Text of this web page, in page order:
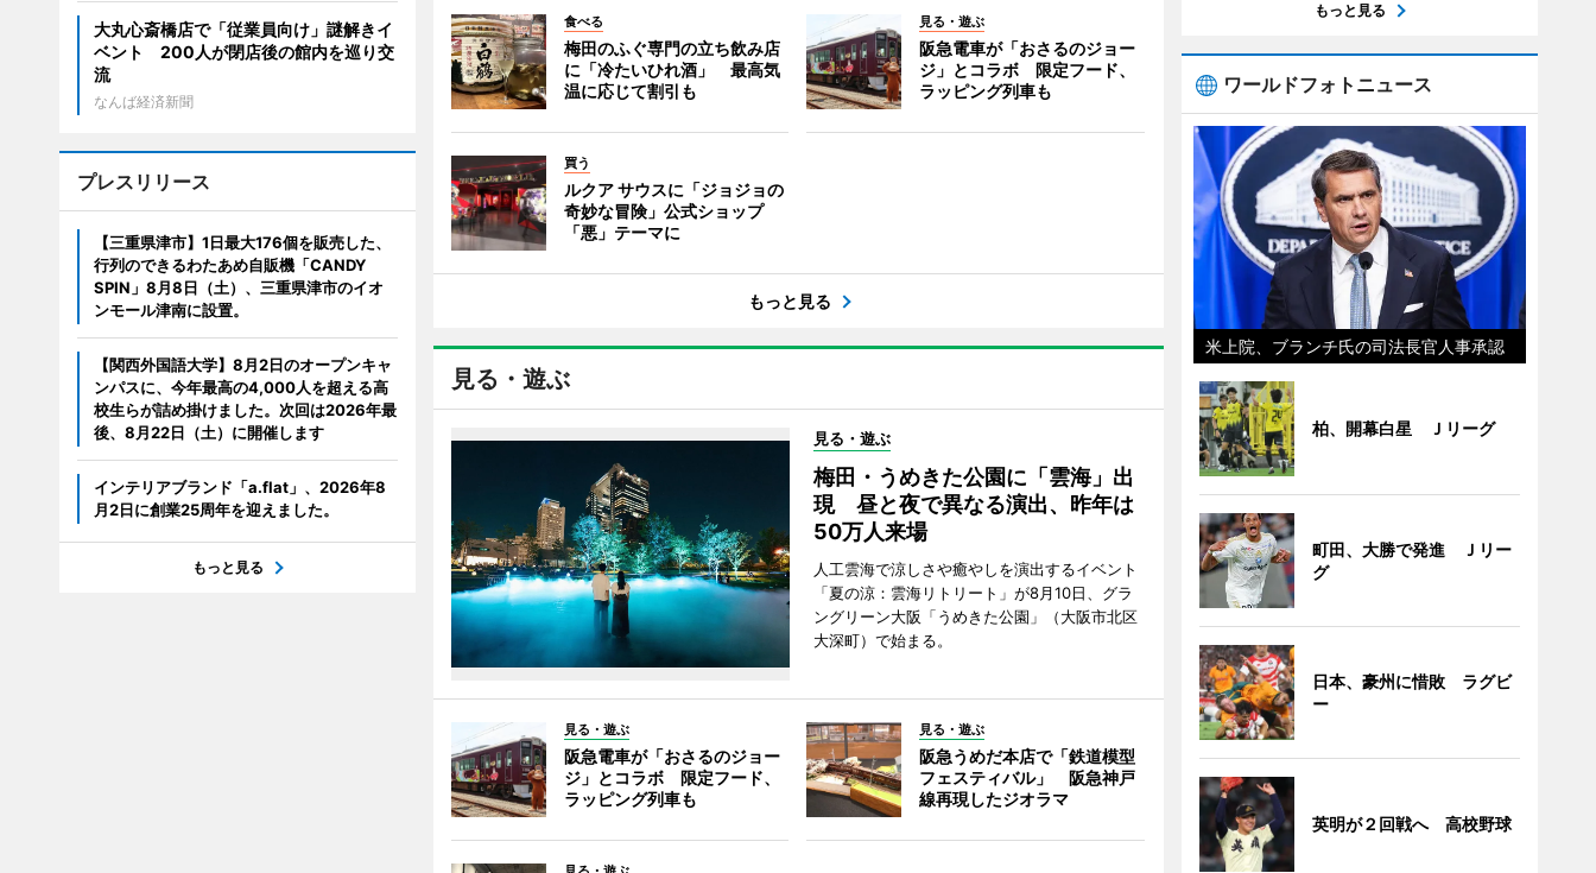
食べる
梅田のふぐ専門の立ち飲み店
に「冷たいひれ酒」 最高気
温に応じて割引も
見る・遊ぶ
阪急電車が「おさるのジョー
ジ」とコラボ 限定フード、
ラッピング列車も
買う
ルクア サウスに「ジョジョの
奇妙な冒険」公式ショップ
「悪」テーマに
もっと見る
見る・遊ぶ
見る・遊ぶ
梅田・うめきた公園に「雲海」出
現 昼と夜で異なる演出、昨年は
50万人来場
人工雲海で涼しさや癒やしを演出するイベント
「夏の涼：雲海リトリート」が8月10日、グラ
ングリーン大阪「うめきた公園」（大阪市北区
大深町）で始まる。
見る・遊ぶ
阪急電車が「おさるのジョー
ジ」とコラボ 限定フード、
ラッピング列車も
見る・遊ぶ
阪急うめだ本店で「鉄道模型
フェスティバル」 阪急神戸
線再現したジオラマ
大丸心斎橋店で「従業員向け」謎解きイ
ベント 200人が閉店後の館内を巡り交
流
なんば経済新聞
プレスリリース
【三重県津市】1日最大176個を販売した、
行列のできるわたあめ自販機「CANDY
SPIN」8月8日（土）、三重県津市のイオ
ンモール津南に設置。
【関西外国語大学】8月2日のオープンキャ
ンパスに、今年最高の4,000人を超える高
校生らが詰め掛けました。次回は2026年最
後、8月22日（土）に開催します
インテリアブランド「a.flat」、2026年8
月2日に創業25周年を迎えました。
もっと見る
もっと見る
ワールドフォトニュース
米上院、ブランチ氏の司法長官人事承認
柏、開幕白星 Ｊリーグ
町田、大勝で発進 Ｊリー
グ
日本、豪州に惜敗 ラグビ
ー
英明が２回戦へ 高校野球